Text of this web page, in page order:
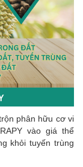
phân hữu cơ vi
vào giá thể
khỏi tuyến trùng